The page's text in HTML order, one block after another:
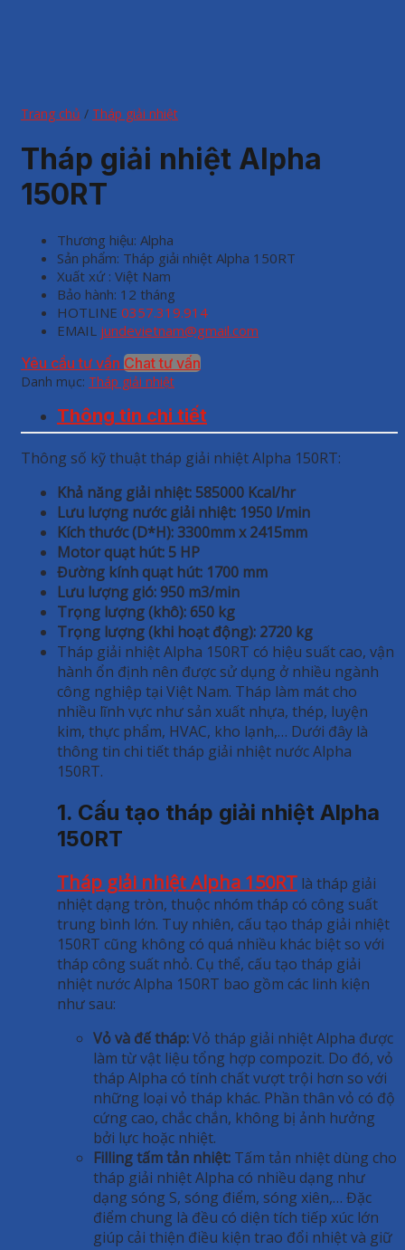
Trang chủ / Tháp giải nhiệt
Tháp giải nhiệt Alpha
150RT
Thương hiệu: Alpha
Sản phẩm: Tháp giải nhiệt Alpha 150RT
Xuất xứ : Việt Nam
Bảo hành: 12 tháng
HOTLINE 0357.319.914
EMAIL jundevietnam@gmail.com
Yêu cầu tư vấn Chat tư vấn
Danh mục: Tháp giải nhiệt
Thông tin chi tiết
Thông số kỹ thuật tháp giải nhiệt Alpha 150RT:
Khả năng giải nhiệt: 585000 Kcal/hr
Lưu lượng nước giải nhiệt: 1950 l/min
Kích thước (D*H): 3300mm x 2415mm
Motor quạt hút: 5 HP
Đường kính quạt hút: 1700 mm
Lưu lượng gió: 950 m3/min
Trọng lượng (khô): 650 kg
Trọng lượng (khi hoạt động): 2720 kg
Tháp giải nhiệt Alpha 150RT có hiệu suất cao, vận
hành ổn định nên được sử dụng ở nhiều ngành
công nghiệp tại Việt Nam. Tháp làm mát cho
nhiều lĩnh vực như sản xuất nhựa, thép, luyện
kim, thực phẩm, HVAC, kho lạnh,… Dưới đây là
thông tin chi tiết tháp giải nhiệt nước Alpha
150RT.
1. Cấu tạo tháp giải nhiệt Alpha
150RT
Tháp giải nhiệt Alpha 150RT là tháp giải
nhiệt dạng tròn, thuộc nhóm tháp có công suất
trung bình lớn. Tuy nhiên, cấu tạo tháp giải nhiệt
150RT cũng không có quá nhiều khác biệt so với
tháp công suất nhỏ. Cụ thể, cấu tạo tháp giải
nhiệt nước Alpha 150RT bao gồm các linh kiện
như sau:
Vỏ và đế tháp:Vỏ tháp giải nhiệt Alpha được
làm từ vật liệu tổng hợp compozit. Do đó, vỏ
tháp Alpha có tính chất vượt trội hơn so với
những loại vỏ tháp khác. Phần thân vỏ có độ
cứng cao, chắc chắn, không bị ảnh hưởng
bởi lực hoặc nhiệt.
Filling tấm tản nhiệt: Tấm tản nhiệt dùng cho
tháp giải nhiệt Alpha có nhiều dạng như
dạng sóng S, sóng điểm, sóng xiên,… Đặc
điểm chung là đều có diện tích tiếp xúc lớn
giúp cải thiện điều kiện trao đổi nhiệt và giữ